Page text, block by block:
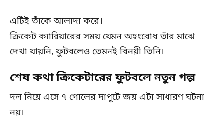
এটিই তাঁকে আলাদা করে।
ক্রিকেট ক্যারিয়ারের সময় যেমন অহংবোধ তাঁর মাঝে
দেখা যায়নি, ফুটবলেও তেমনই বিনয়ী তিনি।
শেষ কথা ক্রিকেটারের ফুটবলে নতুন গল্প
দল নিয়ে এসে ৭ গোলের দাপুটে জয় এটা সাধারণ ঘটনা
নয়।